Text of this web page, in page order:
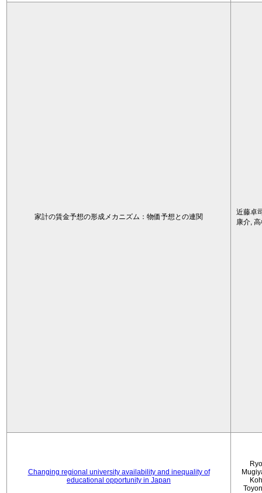
家計の賃金予想の形成メカニズム：物価予想との連関
近藤卓
康介,
Changing regional university availability and inequality of
educational opportunity in Japan